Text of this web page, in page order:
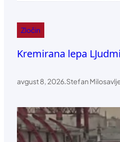
Zločin
Kremirana lepa
avgust 8, 2026.Stefan